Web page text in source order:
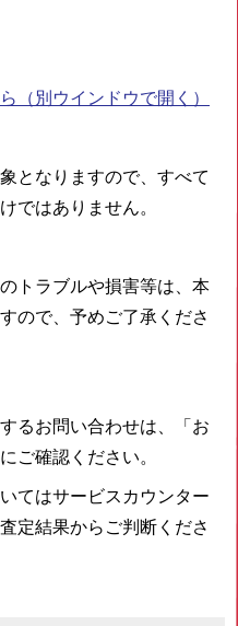
（別ウインドウで開く）
となりますので、すべて
ではありません。
トラブルや損害等は、本
ので、予めご了承くださ
るお問い合わせは、「お
ご確認ください。
はサービスカウンター
定結果からご判断くださ